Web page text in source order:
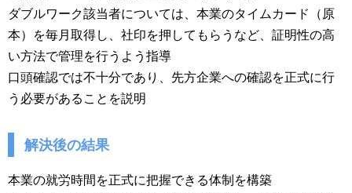
ダブルワーク該当者については、本業のタイムカード（原
本）を毎月取得し、社印を押してもらうなど、証明性の高
い方法で管理を行うよう指導
口頭確認では不十分であり、先方企業への確認を正式に行
う必要があることを説明
解決後の結果
本業の就労時間を正式に把握できる体制を構築